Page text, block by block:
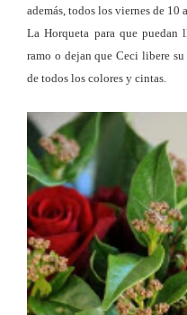
además, todos los viernes de 10
La Horqueta para que puedan
ramo o dejan que Ceci libere
de todos los colores y cintas.